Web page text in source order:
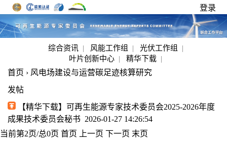
登录
综合资讯 | 风能工作组 | 光伏工作组
|
叶片创新中心 | 精华下载 |
首页 › 风电场建设与运营碳足迹核算研究
发帖
【精华下载】可再生能源专家技术委员会2025-2026年度
成果技术委员会秘书 2026-01-27 14:26:54
当前第2页/总0页 首页 上一页 下一页 末页